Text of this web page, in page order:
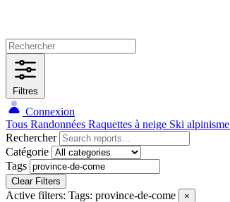
Filtres
Connexion
Tous Randonnées Raquettes à neige Ski alpinisme
Rechercher
Catégorie
Tags
Clear Filters
Active filters: Tags: province-de-come ×